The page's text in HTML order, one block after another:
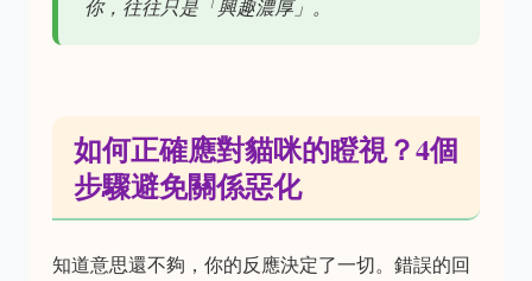
你，往往只是「興趣濃厚」。
如何正確應對貓咪的瞪視？4個
步驟避免關係惡化
知道意思還不夠，你的反應決定了一切。錯誤的回